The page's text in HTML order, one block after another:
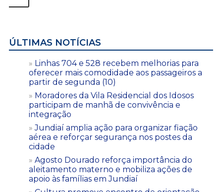
ÚLTIMAS NOTÍCIAS
Linhas 704 e 528 recebem melhorias para
oferecer mais comodidade aos passageiros a
partir de segunda (10)
Moradores da Vila Residencial dos Idosos
participam de manhã de convivência e
integração
Jundiaí amplia ação para organizar fiação
aérea e reforçar segurança nos postes da
cidade
Agosto Dourado reforça importância do
aleitamento materno e mobiliza ações de
apoio às famílias em Jundiaí